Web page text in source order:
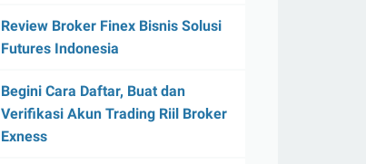
Review Broker Finex Bisnis Solusi
Futures Indonesia
Begini Cara Daftar, Buat dan
Verifikasi Akun Trading Riil Broker
Exness